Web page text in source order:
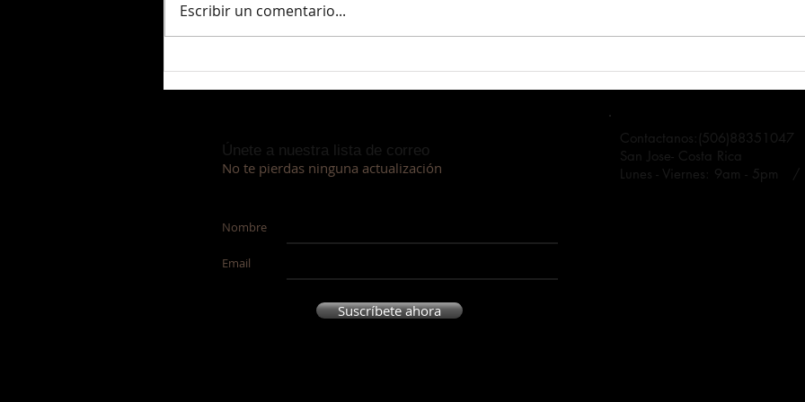
ÁNGEL DE LA GUARDA
Escribir un comentario...
Únete a nuestra lista de correo
No te pierdas ninguna actualización
Nombre
Email
Suscríbete ahora
Contactanos:(506)88351047
San Jose- Costa Rica
Lunes - Viernes: 9am - 5pm /